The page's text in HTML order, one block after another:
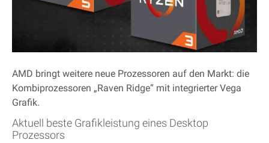
AMD bringt weitere neue Prozessoren auf den Markt: die
Kombiprozessoren „Raven Ridge“ mit integrierter Vega
Grafik.
Aktuell beste Grafikleistung eines Desktop
Prozessors